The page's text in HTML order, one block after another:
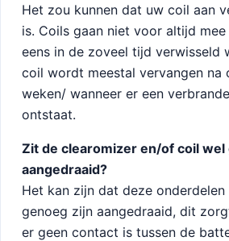
Het zou kunnen dat uw coil aan
is. Coils gaan niet voor altijd
eens in de zoveel tijd verwisseld
coil wordt meestal vervangen na
weken/ wanneer er een
ontstaat.
Zit de clearomizer en/of coil wel
aangedraaid?
Het kan zijn dat deze
genoeg zijn aangedraaid, dit
er geen contact is tussen de